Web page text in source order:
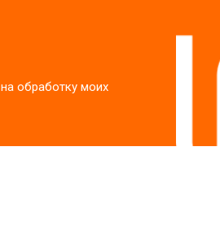
обработку моих